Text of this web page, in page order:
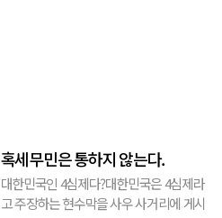
혹세무민은 통하지 않는다.
대한민국인 4심제다?대한민국은 4심제라
고 주장하는 현수막을 사우 사거리에 게시